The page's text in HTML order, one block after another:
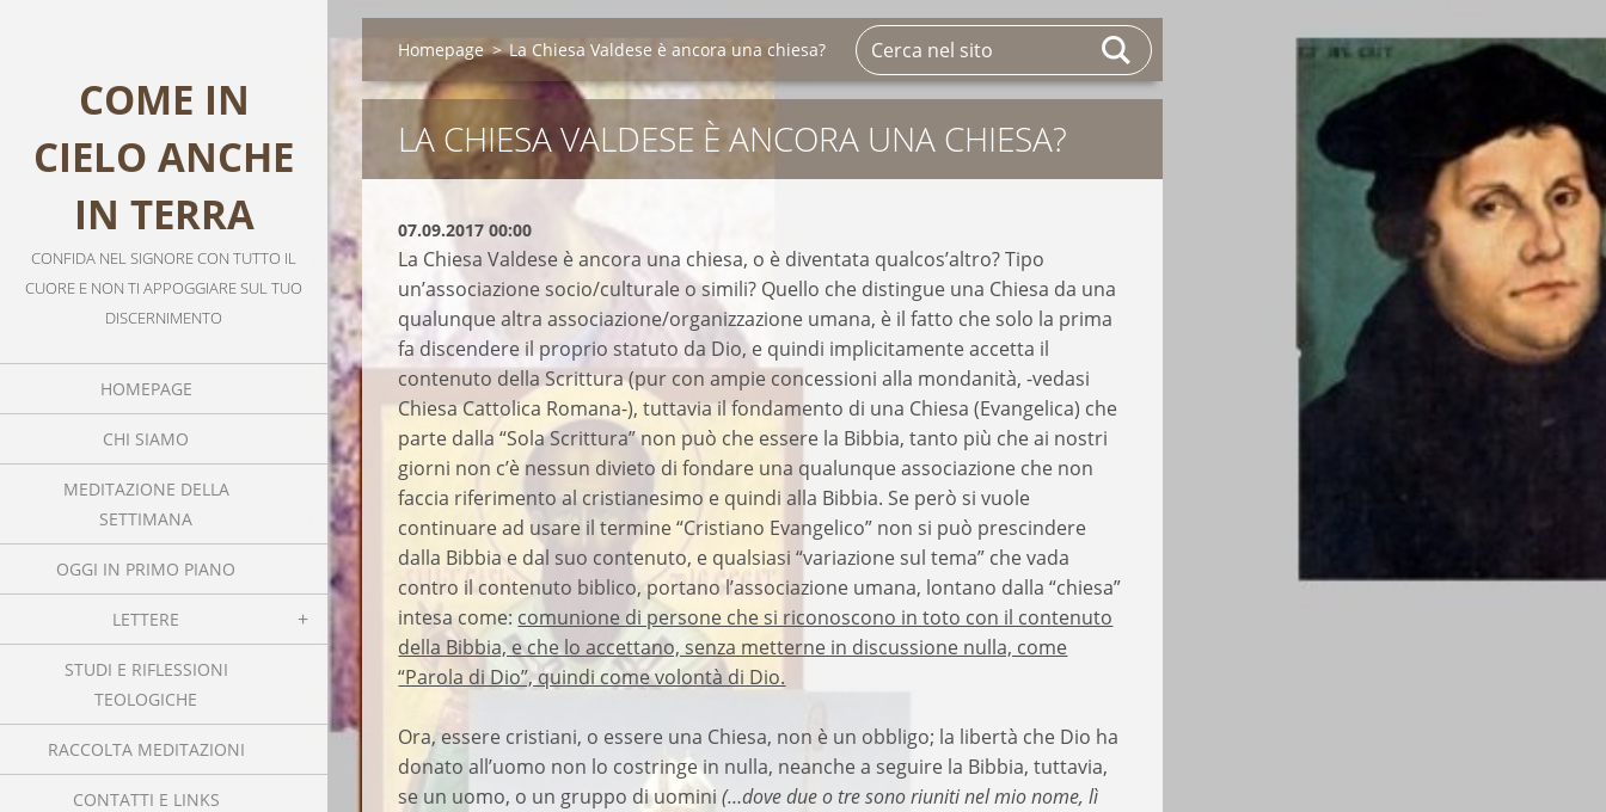
COME IN
CIELO ANCHE
IN TERRA
CONFIDA NEL SIGNORE CON TUTTO IL
CUORE E NON TI APPOGGIARE SUL TUO
DISCERNIMENTO
HOMEPAGE
CHI SIAMO
MEDITAZIONE DELLA
SETTIMANA
OGGI IN PRIMO PIANO
LETTERE
STUDI E RIFLESSIONI
TEOLOGICHE
RACCOLTA MEDITAZIONI
CONTATTI E LINKS
Homepage > La Chiesa Valdese è ancora una chiesa?
LA CHIESA VALDESE È ANCORA UNA CHIESA?
07.09.2017 00:00
La Chiesa Valdese è ancora una chiesa, o è diventata qualcos’altro? Tipo
un’associazione socio/culturale o simili? Quello che distingue una Chiesa da una
qualunque altra associazione/organizzazione umana, è il fatto che solo la prima
fa discendere il proprio statuto da Dio, e quindi implicitamente accetta il
contenuto della Scrittura (pur con ampie concessioni alla mondanità, -vedasi
Chiesa Cattolica Romana-), tuttavia il fondamento di una Chiesa (Evangelica) che
parte dalla “Sola Scrittura” non può che essere la Bibbia, tanto più che ai nostri
giorni non c’è nessun divieto di fondare una qualunque associazione che non
faccia riferimento al cristianesimo e quindi alla Bibbia. Se però si vuole
continuare ad usare il termine “Cristiano Evangelico” non si può prescindere
dalla Bibbia e dal suo contenuto, e qualsiasi “variazione sul tema” che vada
contro il contenuto biblico, portano l’associazione umana, lontano dalla “chiesa”
intesa come: comunione di persone che si riconoscono in toto con il contenuto
della Bibbia, e che lo accettano, senza metterne in discussione nulla, come
“Parola di Dio”, quindi come volontà di Dio.
Ora, essere cristiani, o essere una Chiesa, non è un obbligo; la libertà che Dio ha
donato all’uomo non lo costringe in nulla, neanche a seguire la Bibbia, tuttavia,
se un uomo, o un gruppo di uomini(…dove due o tre sono riuniti nel mio nome, lì